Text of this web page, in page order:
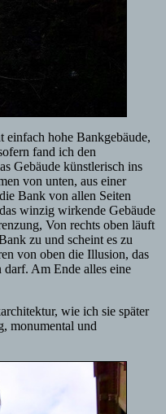
hohe Bankgebäude,
fand ich den
Gebäude künstlerisch ins
von unten, aus einer
Bank von allen Seiten
winzig wirkende Gebäude
Von rechts oben läuft
zu und scheint es zu
von oben die Illusion, das
darf. Am Ende alles eine
wie ich sie später
monumental und